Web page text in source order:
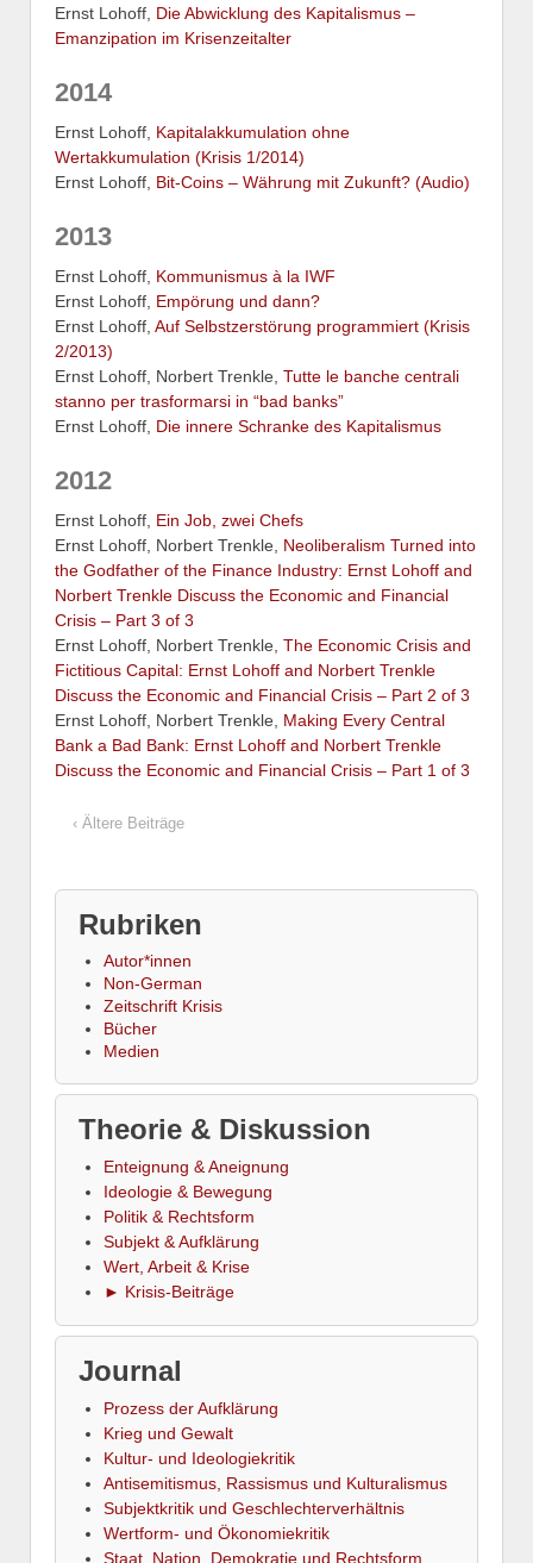
Ernst Lohoff, Die Abwicklung des Kapitalismus –
Emanzipation im Krisenzeitalter
2014
Ernst Lohoff, Kapitalakkumulation ohne
Wertakkumulation (Krisis 1/2014)
Ernst Lohoff, Bit-Coins – Währung mit Zukunft? (Audio)
2013
Ernst Lohoff, Kommunismus à la IWF
Ernst Lohoff, Empörung und dann?
Ernst Lohoff, Auf Selbstzerstörung programmiert (Krisis
2/2013)
Ernst Lohoff, Norbert Trenkle, Tutte le banche centrali
stanno per trasformarsi in “bad banks”
Ernst Lohoff, Die innere Schranke des Kapitalismus
2012
Ernst Lohoff, Ein Job, zwei Chefs
Ernst Lohoff, Norbert Trenkle, Neoliberalism Turned into
the Godfather of the Finance Industry: Ernst Lohoff and
Norbert Trenkle Discuss the Economic and Financial
Crisis – Part 3 of 3
Ernst Lohoff, Norbert Trenkle, The Economic Crisis and
Fictitious Capital: Ernst Lohoff and Norbert Trenkle
Discuss the Economic and Financial Crisis – Part 2 of 3
Ernst Lohoff, Norbert Trenkle, Making Every Central
Bank a Bad Bank: Ernst Lohoff and Norbert Trenkle
Discuss the Economic and Financial Crisis – Part 1 of 3
‹ Ältere Beiträge
Rubriken
Autor*innen
Non-German
Zeitschrift Krisis
Bücher
Medien
Theorie & Diskussion
Enteignung & Aneignung
Ideologie & Bewegung
Politik & Rechtsform
Subjekt & Aufklärung
Wert, Arbeit & Krise
► Krisis-Beiträge
Journal
Prozess der Aufklärung
Krieg und Gewalt
Kultur- und Ideologiekritik
Antisemitismus, Rassismus und Kulturalismus
Subjektkritik und Geschlechterverhältnis
Wertform- und Ökonomiekritik
Staat, Nation, Demokratie und Rechtsform